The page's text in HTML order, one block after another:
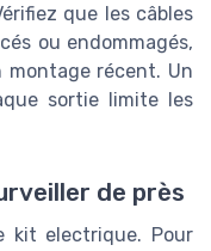
que les câbles
ou endommagés,
récent. Un
sortie limite les
de près
electrique. Pour